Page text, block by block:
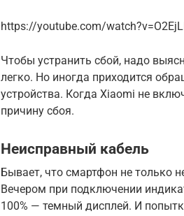
https://youtube.com/
Чтобы устранить сбой, надо
легко. Но иногда приходится
устройства. Когда Xiaomi не
причину сбоя.
Неисправный кабель
Бывает, что смартфон не только
Вечером при подключении
100% — темный дисплей. И